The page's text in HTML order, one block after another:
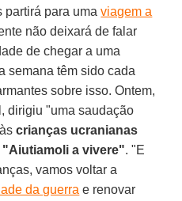
partirá para umaviagem a
não deixará de falar
de chegar a uma
semana têm sido cada
sobre isso. Ontem,
dirigiu "uma saudação
àscrianças ucranianas
"Aiutiamoli a vivere". "E
vamos voltar a
da guerra e renovar